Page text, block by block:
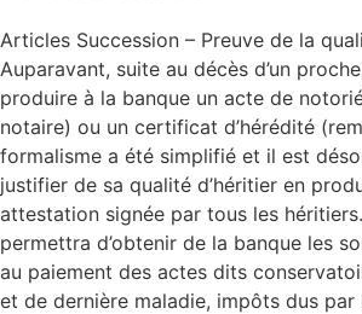
Articles Succession – Preuve de la
Auparavant, suite au décès d’un
produire à la banque un acte de
notaire) ou un certificat d’hérédité
formalisme a été simplifié et il est
justifier de sa qualité d’héritier en
attestation signée par tous les
permettra d’obtenir de la banque les
au paiement des actes dits
et de dernière maladie, impôts dus